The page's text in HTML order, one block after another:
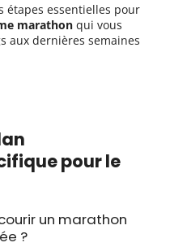
étapes essentielles pour
marathon qui vous
aux dernières semaines
pour le
un marathon
?